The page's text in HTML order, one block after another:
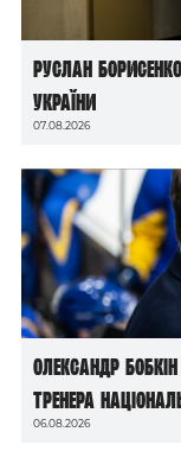
Руслан
України
07.08.2026
Олександр
тренера
06.08.2026